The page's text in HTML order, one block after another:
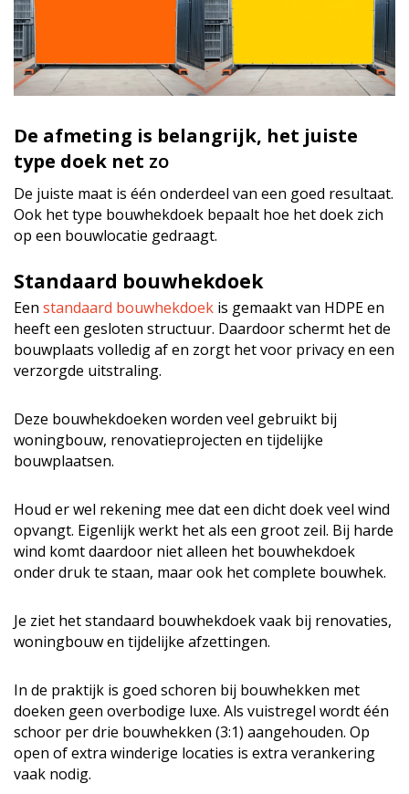
De afmeting is belangrijk, het juiste
type doek net zo
De juiste maat is één onderdeel van een goed resultaat.
Ook het type bouwhekdoek bepaalt hoe het doek zich
op een bouwlocatie gedraagt.
Standaard bouwhekdoek
Een standaard bouwhekdoek is gemaakt van HDPE en
heeft een gesloten structuur. Daardoor schermt het de
bouwplaats volledig af en zorgt het voor privacy en een
verzorgde uitstraling.
Deze bouwhekdoeken worden veel gebruikt bij
woningbouw, renovatieprojecten en tijdelijke
bouwplaatsen.
Houd er wel rekening mee dat een dicht doek veel wind
opvangt. Eigenlijk werkt het als een groot zeil. Bij harde
wind komt daardoor niet alleen het bouwhekdoek
onder druk te staan, maar ook het complete bouwhek.
Je ziet het standaard bouwhekdoek vaak bij renovaties,
woningbouw en tijdelijke afzettingen.
In de praktijk is goed schoren bij bouwhekken met
doeken geen overbodige luxe. Als vuistregel wordt één
schoor per drie bouwhekken (3:1) aangehouden. Op
open of extra winderige locaties is extra verankering
vaak nodig.